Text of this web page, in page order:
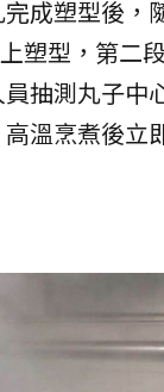
成塑型後，
塑型，第二
抽測丸子中
溫烹煮後立